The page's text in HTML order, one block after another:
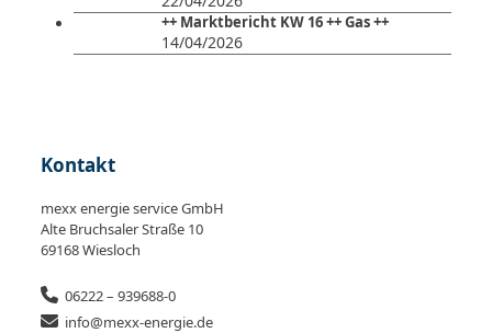
++ Marktbericht KW 16 ++ Gas ++
14/04/2026
Kontakt
mexx energie service GmbH
Alte Bruchsaler Straße 10
69168 Wiesloch
06222 – 939688-0
info@mexx-energie.de